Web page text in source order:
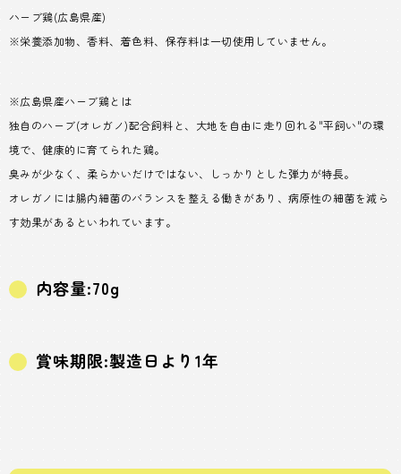
ハーブ鶏(広島県産)
※栄養添加物、香料、着色料、保存料は一切使用していません。
※広島県産ハーブ鶏とは
独自のハーブ(オレガノ)配合飼料と、大地を自由に走り回れる"平飼い"の環
境で、健康的に育てられた鶏。
臭みが少なく、柔らかいだけではない、しっかりとした弾力が特長。
オレガノには腸内細菌のバランスを整える働きがあり、病原性の細菌を減ら
す効果があるといわれています。
内容量:70g
賞味期限:製造日より1年